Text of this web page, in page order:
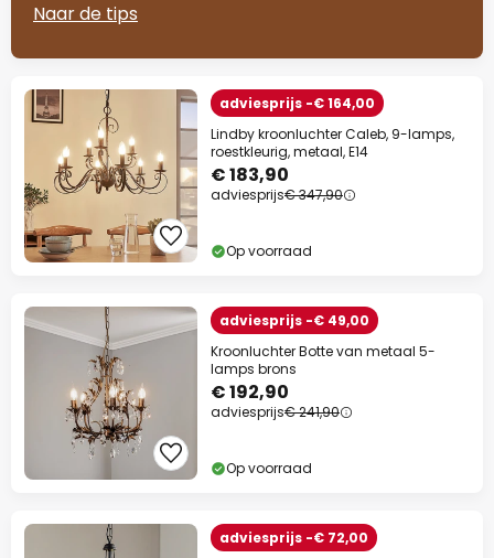
Naar de tips
adviesprijs -€ 164,00
Lindby kroonluchter Caleb, 9-lamps,
roestkleurig, metaal, E14
€ 183,90
adviesprijs€ 347,90
Op voorraad
adviesprijs -€ 49,00
Kroonluchter Botte van metaal 5-
lamps brons
€ 192,90
adviesprijs€ 241,90
Op voorraad
adviesprijs -€ 72,00